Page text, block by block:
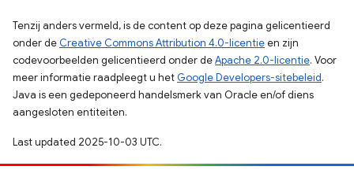
Tenzij anders vermeld, is de content op deze pagina gelicentieerd
onder de Creative Commons Attribution 4.0-licentieen zijn
codevoorbeelden gelicentieerd onder deApache 2.0-licentie. Voor
meer informatie raadpleegt u het Google Developers-sitebeleid.
Java is een gedeponeerd handelsmerk van Oracle en/of diens
aangesloten entiteiten.
Last updated 2025-10-03 UTC.